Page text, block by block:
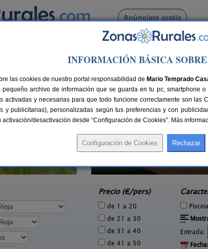
Anúnciate gratis
Busca por pueblo
en Estollo
La Posada del Santo
Precio (€/pers)
de 1 a 20
de 21 a 30
de 31 a 40
de 41 a 50
Entrada:
INFORMACIÓN BÁSICA
las cookies de nuestro portal responsabilidad de Mario Temprado
archivo de información que se guarda en tu pc, smartphone
activadas y necesarias para que todo funcione correctamente son
y publicitarias), personalizadas según tus preferencias y con
activación/desactivación desde “Configuración de Cookies”. Más